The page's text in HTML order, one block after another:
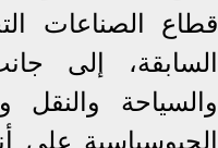
قطاع الصناعات
السابقة، إلى
والسياحة والنقل
الجيوسياسية على